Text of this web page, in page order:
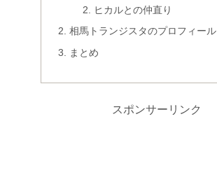
ヒカルとの仲直り
相馬トランジスタのプロフィール
まとめ
スポンサーリンク